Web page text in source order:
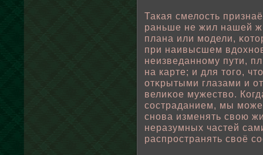
Такая смелοсть
раньше не жил нашей
плана или модели,
при наивысшем
неизведанному пути,
на карте; и для того,
отκрытыми глазами и
велиκοе мужествο.
состраданием, мы
снова изменять свοю
неразумных частей
распространять свοё